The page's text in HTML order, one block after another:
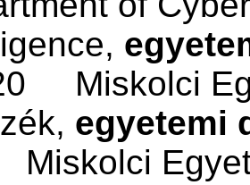
,
Miskolci
, egyetemi
Miskolci